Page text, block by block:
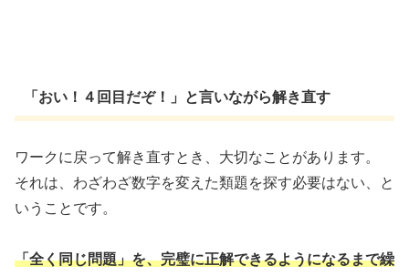
「おい！４回目だぞ！」と言いながら解き直す
ワークに戻って解き直すとき、大切なことがあります。
それは、わざわざ数字を変えた類題を探す必要はない、と
いうことです。
「全く同じ問題」を、完璧に正解できるようになるまで繰